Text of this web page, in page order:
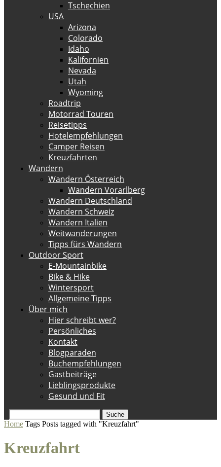
Tschechien
USA
Arizona
Colorado
Idaho
Kalifornien
Nevada
Utah
Wyoming
Roadtrip
Motorrad Touren
Reisetipps
Hotelempfehlungen
Camper Reisen
Kreuzfahrten
Wandern
Wandern Österreich
Wandern Vorarlberg
Wandern Deutschland
Wandern Schweiz
Wandern Italien
Weitwanderungen
Tipps fürs Wandern
Outdoor Sport
E-Mountainbike
Bike & Hike
Wintersport
Allgemeine Tipps
Über mich
Hier schreibt wer?
Persönliches
Kontakt
Blogparaden
Buchempfehlungen
Gastbeiträge
Lieblingsprodukte
Gesund und Fit
Suche
Home Tags Posts tagged with "Kreuzfahrt"
Kreuzfahrt